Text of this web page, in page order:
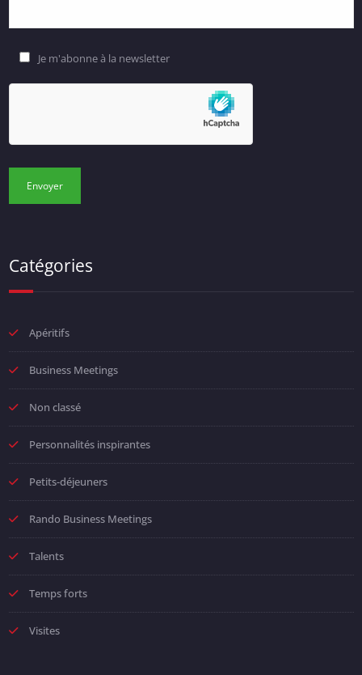
Je m'abonne à la newsletter
Catégories
Apéritifs
Business Meetings
Non classé
Personnalités inspirantes
Petits-déjeuners
Rando Business Meetings
Talents
Temps forts
Visites